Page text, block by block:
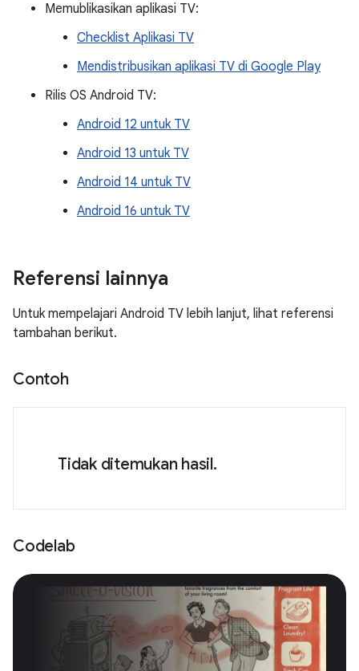
Memublikasikan aplikasi TV:
Checklist Aplikasi TV
Mendistribusikan aplikasi TV di Google Play
Rilis OS Android TV:
Android 12 untuk TV
Android 13 untuk TV
Android 14 untuk TV
Android 16 untuk TV
Referensi lainnya
Untuk mempelajari Android TV lebih lanjut, lihat referensi
tambahan berikut.
Contoh
Tidak ditemukan hasil.
Codelab